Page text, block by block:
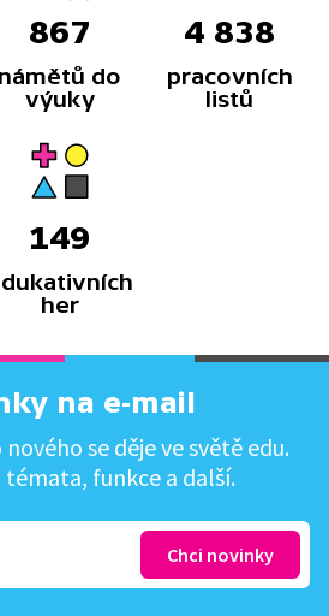
867
námětů do
výuky
4 838
pracovních
listů
149
her
na e-mail
se děje ve světě edu.
témata, funkce a další.